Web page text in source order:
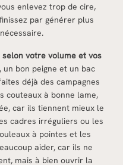
enlevez trop de cire,
par générer plus
votre volume et vos
bon peigne et un bac
déjà des campagnes
couteaux à bonne lame,
car ils tiennent mieux le
cadres irréguliers ou les
à pointes et les
aider, car ils ne
mais à bien ouvrir la